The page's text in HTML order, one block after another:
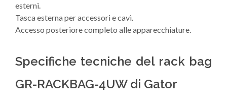
esterni.
Tasca esterna per accessori e cavi.
Accesso posteriore completo alle apparecchiature.
Specifiche tecniche del rack bag
GR-RACKBAG-4UW di Gator